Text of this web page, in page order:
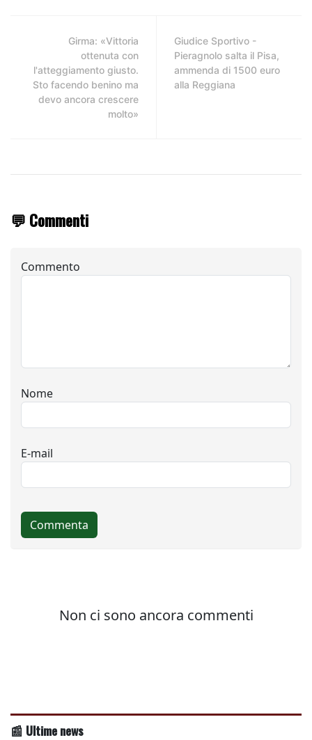
Girma: «Vittoria
ottenuta con
l'atteggiamento giusto.
Sto facendo benino ma
devo ancora crescere
molto»
Giudice Sportivo -
Pieragnolo salta il Pisa,
ammenda di 1500 euro
alla Reggiana
💬 Commenti
📰 Ultime news